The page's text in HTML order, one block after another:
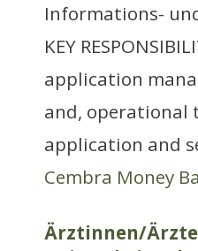
Informations-
KEY
application
and, operational
application and
Cembra Money
Ärztinnen/Ärzte